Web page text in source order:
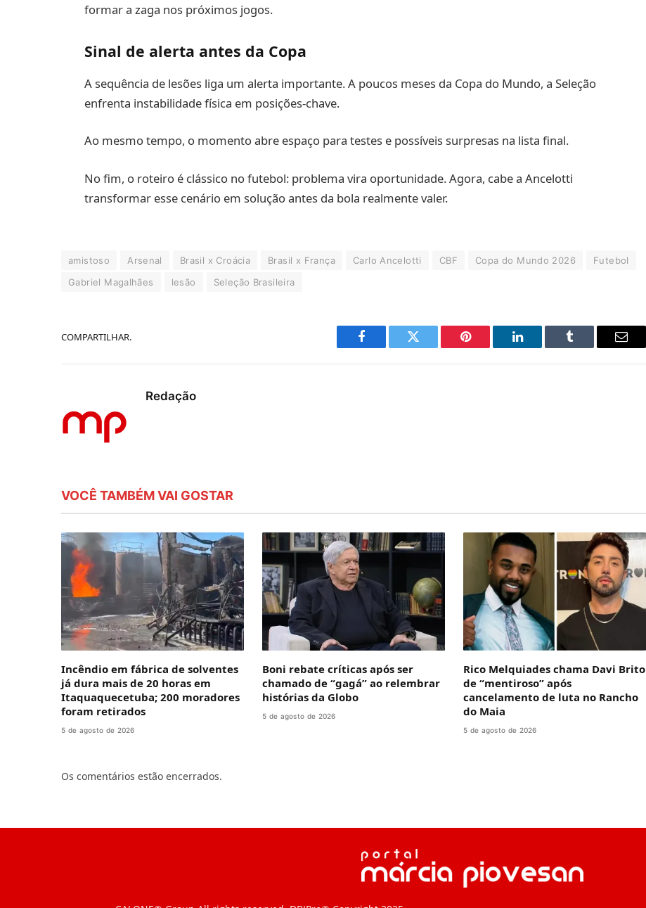
formar a zaga nos próximos jogos.
Sinal de alerta antes da Copa
A sequência de lesões liga um alerta importante. A poucos meses da Copa do Mundo, a Seleção
enfrenta instabilidade física em posições-chave.
Ao mesmo tempo, o momento abre espaço para testes e possíveis surpresas na lista final.
No fim, o roteiro é clássico no futebol: problema vira oportunidade. Agora, cabe a Ancelotti
transformar esse cenário em solução antes da bola realmente valer.
amistoso Arsenal Brasil x Croácia Brasil x França Carlo Ancelotti CBF Copa do Mundo 2026
Futebol
Gabriel Magalhães
lesão Seleção Brasileira
COMPARTILHAR.
Facebook Twitter Pinterest LinkedIn Tumblr
E-
Redação
VOCÊ TAMBÉM VAI GOSTAR
Incêndio em fábrica de solventes
já dura mais de 20 horas em
Itaquaquecetuba; 200 moradores
foram retirados
5 de agosto de 2026
Boni rebate críticas após ser
chamado de “gagá” ao relembrar
histórias da Globo
5 de agosto de 2026
Rico Melquiades chama Davi Brito
de “mentiroso” após
cancelamento de luta no Rancho
do Maia
5 de agosto de 2026
Os comentários estão encerrados.